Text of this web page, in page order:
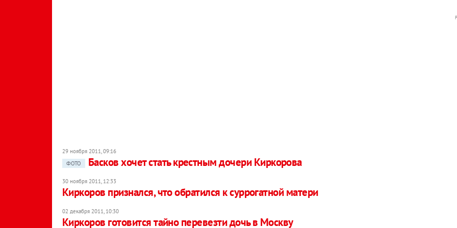
29 ноября 2011, 09:16
ФОТО
Басков хочет стать крестным дочери Киркорова
30 ноября 2011, 12:33
Киркоров признался, что обратился к суррогатной матери
02 декабря 2011, 10:30
Киркоров готовится тайно перевезти дочь в Москву